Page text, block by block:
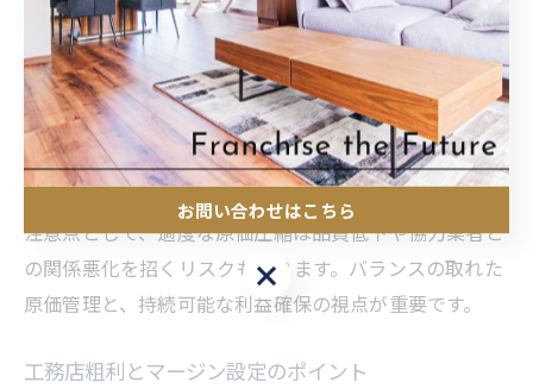
減などが挙げられます。また、現場ごとの原価実績をデ
ータ化し、過去の工事と比較することで、コスト削減ポ
イントを洗い出す手法も有効です。加えて、工事内容ご
とにマージン設定を見直すことで、利益率の平準化が図
れます。
注意点として、過度な原価圧縮は品質低下や協力業者と
の関係悪化を招くリスクもあります。バランスの取れた
原価管理と、持続可能な利益確保の視点が重要です。
工務店粗利とマージン設定のポイント
お問い合わせはこちら
お問い合わせはこちら